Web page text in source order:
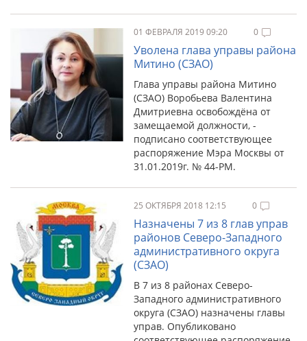
01 ФЕВРАЛЯ 2019 09:20 0
Уволена глава управы района
Митино (СЗАО)
Глава управы района Митино
(СЗАО) Воробьева Валентина
Дмитриевна освобождёна от
замещаемой должности, -
подписано соответствующее
распоряжение Мэра Москвы от
31.01.2019г. № 44-РМ.
25 ОКТЯБРЯ 2018 12:15 0
Назначены 7 из 8 глав управ
районов Северо-Западного
административного округа
(СЗАО)
В 7 из 8 районах Северо-
Западного административного
округа (СЗАО) назначены главы
управ. Опубликовано